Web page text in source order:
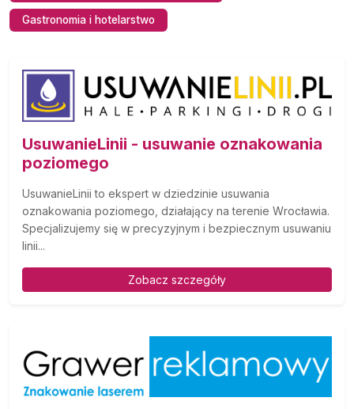
Gastronomia i hotelarstwo
UsuwanieLinii - usuwanie oznakowania
poziomego
UsuwanieLinii to ekspert w dziedzinie usuwania
oznakowania poziomego, działający na terenie Wrocławia.
Specjalizujemy się w precyzyjnym i bezpiecznym usuwaniu
linii...
Zobacz szczegóły